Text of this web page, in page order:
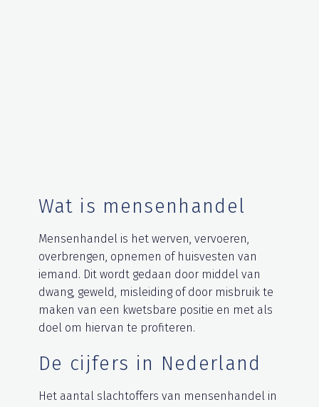
Wat is mensenhandel
Mensenhandel is het werven, vervoeren,
overbrengen, opnemen of huisvesten van
iemand. Dit wordt gedaan door middel van
dwang, geweld, misleiding of door misbruik te
maken van een kwetsbare positie en met als
doel om hiervan te profiteren.
De cijfers in Nederland
Het aantal slachtoffers van mensenhandel in